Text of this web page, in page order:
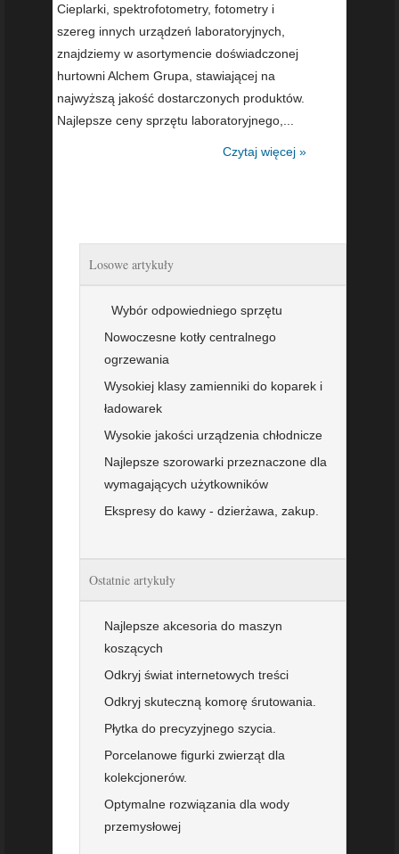
Cieplarki, spektrofotometry, fotometry i
szereg innych urządzeń laboratoryjnych,
znajdziemy w asortymencie doświadczonej
hurtowni Alchem Grupa, stawiającej na
najwyższą jakość dostarczonych produktów.
Najlepsze ceny sprzętu laboratoryjnego,...
Czytaj więcej »
Losowe artykuły
Wybór odpowiedniego sprzętu
Nowoczesne kotły centralnego
ogrzewania
Wysokiej klasy zamienniki do koparek i
ładowarek
Wysokie jakości urządzenia chłodnicze
Najlepsze szorowarki przeznaczone dla
wymagających użytkowników
Ekspresy do kawy - dzierżawa, zakup.
Ostatnie artykuły
Najlepsze akcesoria do maszyn
koszących
Odkryj świat internetowych treści
Odkryj skuteczną komorę śrutowania.
Płytka do precyzyjnego szycia.
Porcelanowe figurki zwierząt dla
kolekcjonerów.
Optymalne rozwiązania dla wody
przemysłowej